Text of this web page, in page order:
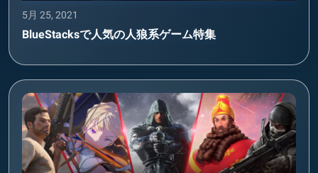
5月 25, 2021
BlueStacksで人気の人狼系ゲーム特集